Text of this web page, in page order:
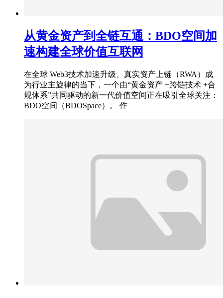
从黄金资产到全链互通：BDO空间加
速构建全球价值互联网
在全球 Web3技术加速升级、真实资产上链（RWA）成
为行业主旋律的当下，一个由“黄金资产 +跨链技术 +合
规体系”共同驱动的新一代价值空间正在吸引全球关注：
BDO空间（BDOSpace）。 作